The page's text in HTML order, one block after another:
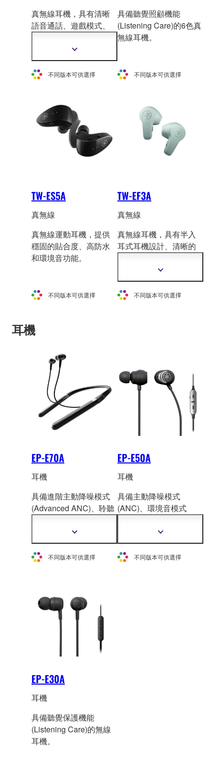
真無線耳機，具有清晰
語音通話、遊戲模式、
顯
示
多
不同版本可供選擇
具備聽覺照顧機能
(Listening Care)的6色真
無線耳機。
不同版本可供選擇
TW-ES5A
真無線
真無線運動耳機，提供
穩固的貼合度、高防水
和環境音功能。
不同版本可供選擇
TW-EF3A
真無線
真無線耳機，具有半入
耳式耳機設計、 清晰的
顯
示
多
不同版本可供選擇
耳機
EP-E70A
耳機
具備進階主動降噪模式
(Advanced ANC)、聆聽
)、環境音模式
(Ambient Sound)和聽覺
保護機能(Listening
顯
示
多
不同版本可供選擇
EP-E50A
耳機
具備主動降噪模式
(ANC)、環境音模式
保護機能(Listening
Care)的無線耳機。
顯
示
多
不同版本可供選擇
EP-E30A
耳機
具備聽覺保護機能
(Listening Care)的無線
耳機。